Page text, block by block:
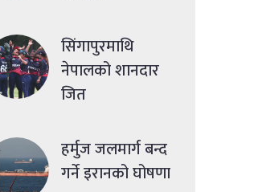
सिंगापुरमाथि
नेपालको शानदार
जित
हर्मुज जलमार्ग बन्द
गर्ने इरानको घोषणा